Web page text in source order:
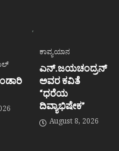
ಕಾವ್ಯಯಾನ
ಎನ್.ಜಯಚಂದ್ರನ್
ಅವರ ಕವಿತೆ
“ಧರೆಯ
ದಿವ್ಯಾಭಿಷೇಕ”
August 8, 2026